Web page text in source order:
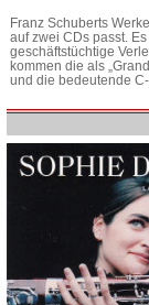
Franz Schuberts
auf zwei CDs passt.
geschäftstüchtige
kommen die als
und die bedeutende